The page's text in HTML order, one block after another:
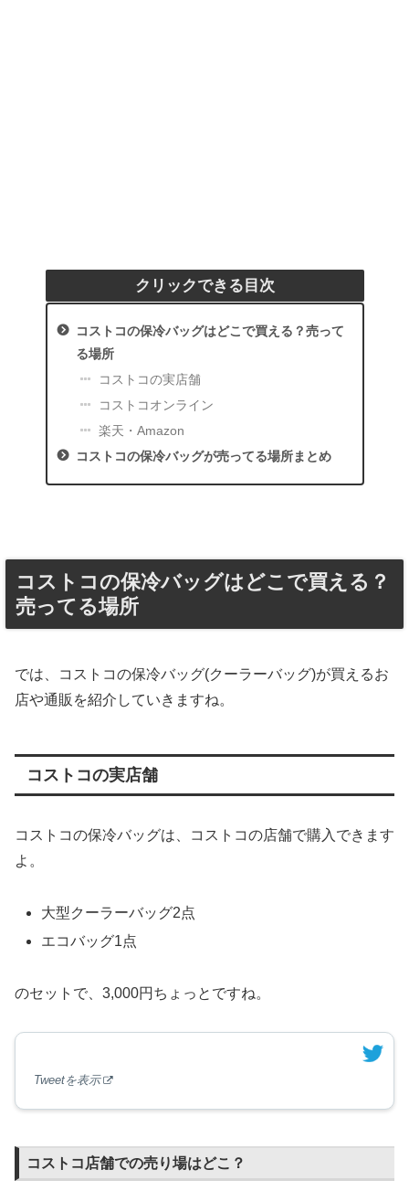
クリックできる目次
コストコの保冷バッグはどこで買える？売って
る場所
コストコの実店舗
コストコオンライン
楽天・Amazon
コストコの保冷バッグが売ってる場所まとめ
コストコの保冷バッグはどこで買える？
売ってる場所
では、コストコの保冷バッグ(クーラーバッグ)が買えるお
店や通販を紹介していきますね。
コストコの実店舗
コストコの保冷バッグは、コストコの店舗で購入できます
よ。
大型クーラーバッグ2点
エコバッグ1点
のセットで、3,000円ちょっとですね。
Tweetを表示
コストコ店舗での売り場はどこ？